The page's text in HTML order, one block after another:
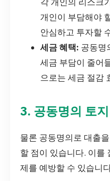
개인이 부담해야
안심하고 투자할
세금 혜택: 공동명
세금 부담이 줄어
으로는 세금 절감
3. 공동명의 토
물론 공동명의로 대출
할 점이 있습니다. 이를
제를 예방할 수 있습니